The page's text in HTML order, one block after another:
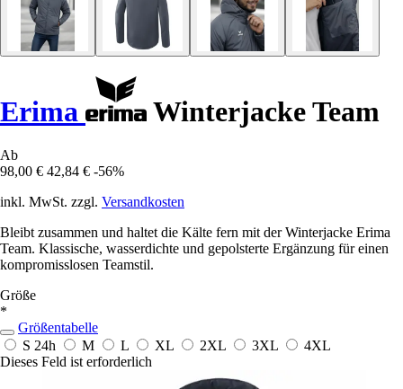
Erima Winterjacke Team
Ab
98,00 € 42,84 € -56%
inkl. MwSt. zzgl. Versandkosten
Bleibt zusammen und haltet die Kälte fern mit der Winterjacke Erima
Team. Klassische, wasserdichte und gepolsterte Ergänzung für einen
kompromisslosen Teamstil.
Größe
*
Größentabelle
S 24h M L XL 2XL 3XL
4XL
Dieses Feld ist erforderlich